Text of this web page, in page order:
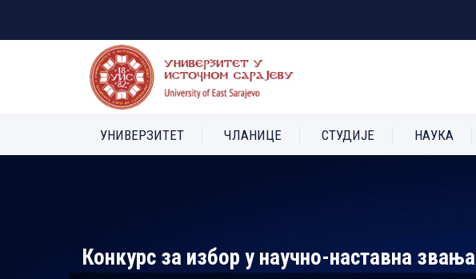
УНИВЕРЗИТЕТ ЧЛАНИЦЕ СТУДИЈЕ НАУКА
Конкурс за избор у научно-наставна